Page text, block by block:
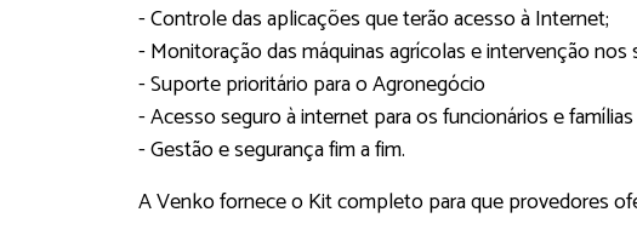
- Controle das aplicações que terão acesso à Internet;
- Monitoração das máquinas agrícolas e intervenção
- Suporte prioritário para o Agronegócio
- Acesso seguro à internet para os funcionários e
- Gestão e segurança fim a fim.
A Venko fornece o Kit completo para que provedores